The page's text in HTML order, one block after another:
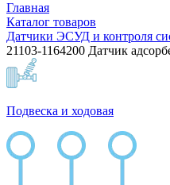
Главная
Каталог товаров
Датчики ЭСУД и контроля
21103-1164200 Датчик
Подвеска и ходовая